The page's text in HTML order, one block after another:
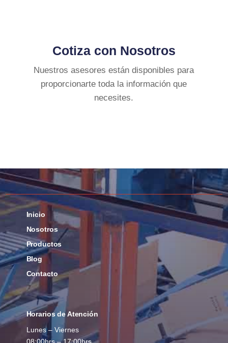
Cotiza con Nosotros
Nuestros asesores están disponibles para
proporcionarte toda la información que
necesites.
Inicio
Nosotros
Productos
Blog
Contacto
Horarios de Atención
Lunes – Viernes